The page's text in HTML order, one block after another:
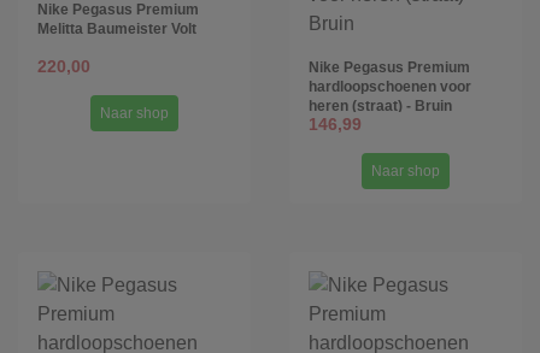
Nike Pegasus Premium
Melitta Baumeister Volt
220,00
Naar shop
Nike Pegasus Premium
hardloopschoenen voor
heren (straat) - Bruin
146,99
Naar shop